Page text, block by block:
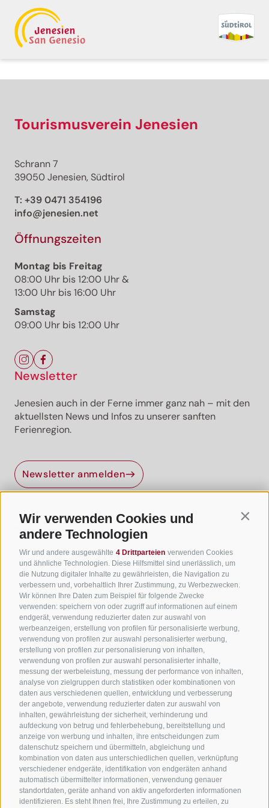
Wir verwenden Cookies und
andere Technologien
Wir und andere ausgewählte 4 Drittparteien verwenden Cookies
und ähnliche Technologien. Diese Hilfsmittel sind unerlässlich, um
die Nutzung digitaler Inhalte zu gewährleisten, die Navigation zu
verbessern und, vorbehaltlich Ihrer Zustimmung, zu Werbezwecken.
Wir können Ihre Daten zum Beispiel für folgende Zwecke
verwenden: speichern von oder zugriff auf informationen auf einem
endgerät, verwendung reduzierter daten zur auswahl von
werbeanzeigen, erstellung von profilen für personalisierte werbung,
verwendung von profilen zur auswahl personalisierter werbung,
erstellung von profilen zur personalisierung von inhalten,
verwendung von profilen zur auswahl personalisierter inhalte,
messung der werbeleistung, messung der performance von inhalten,
analyse von zielgruppen durch statistiken oder kombinationen von
daten aus verschiedenen quellen, entwicklung und verbesserung
der angebote, verwendung reduzierter daten zur auswahl von
inhalten, gewährleistung der sicherheit, verhinderung und
aufdeckung von betrug und fehlerbehebung, bereitstellung und
anzeige von werbung und inhalten, ihre entscheidungen zum
datenschutz speichern und übermitteln, abgleichung und
kombination von daten aus unterschiedlichen quellen, verknüpfung
verschiedener endgeräte, identifikation von endgeräten anhand
automatisch übermittelter informationen, verwendung genauer
standortdaten, geräte anhand von aktiv angeforderten informationen
identifizieren. Es steht Ihnen frei, Ihre Zustimmung zu erteilen, zu
Tourismusverein Jenesien
Schrann 7
39050 Jenesien, Südtirol
T: +39 0471 354196
info@jenesien.net
Öffnungszeiten
Montag bis Freitag
08:00 Uhr bis 12:00 Uhr &
13:00 Uhr bis 16:00 Uhr
Samstag
09:00 Uhr bis 12:00 Uhr
Newsletter
Jenesien auch in der Ferne immer ganz nah – mit den
aktuellsten News und Infos zu unserer sanften
Ferienregion.
Newsletter anmelden
Nützliche Links
Alle Unterkünfte
Hotels in Jenesien
Camping in Jenesien
Ferienwohnungen in Jenesien
B&B - Gästezimmervermieter
Urlaub auf dem Bauernhof
Südtirol Apps für unterwegs
Jobs
Jenesien-Newsletter
Jenesien auch in der Ferne immer ganz nah - mit
Melde dich jetzt an und hol dir die neuesten Infos zu
unserer sanften Ferienregion direkt nach Hause.
Wir freuen uns auf dich!
Jetzt anmelden!